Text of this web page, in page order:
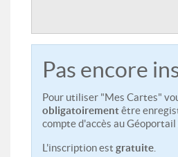
Pas encore
Pour utiliser "Mes Cartes"
obligatoirementêtre
compte d'accès au Géoportail
L'inscription est gratuite